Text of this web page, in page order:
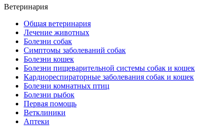
Ветеринария
Общая ветеринария
Лечение животных
Болезни собак
Симптомы заболеваний собак
Болезни кошек
Болезни пищеварительной системы собак и кошек
Кардиореспираторные заболевания собак и кошек
Болезни комнатных птиц
Болезни рыбок
Первая помощь
Ветклиники
Аптеки